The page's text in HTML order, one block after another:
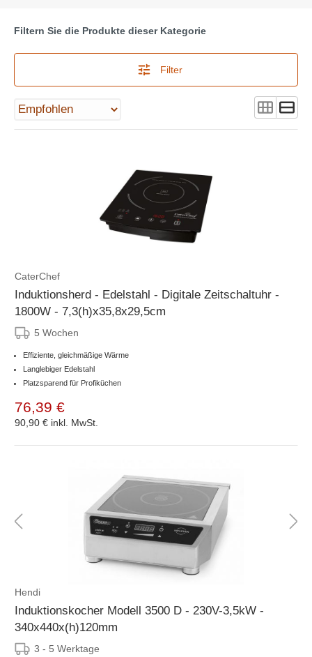
Filtern Sie die Produkte dieser Kategorie
Filter
CaterChef
Induktionsherd - Edelstahl - Digitale Zeitschaltuhr -
1800W - 7,3(h)x35,8x29,5cm
5 Wochen
Effiziente, gleichmäßige Wärme
Langlebiger Edelstahl
Platzsparend für Profiküchen
76,39 €
90,90 € inkl. MwSt.
Hendi
Induktionskocher Modell 3500 D - 230V-3,5kW -
340x440x(h)120mm
3 - 5 Werktage